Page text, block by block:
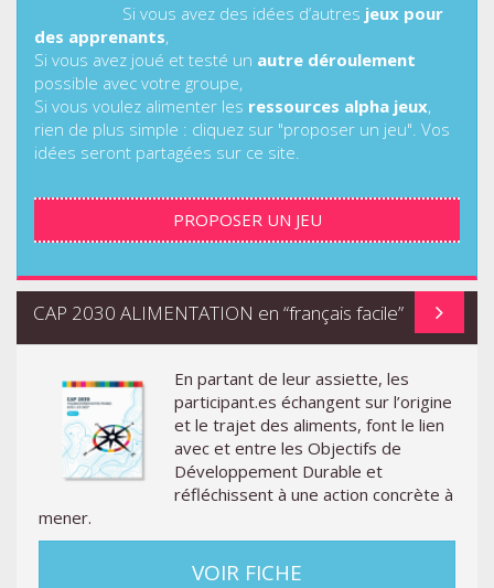
Si vous avez des idées d’autres jeux pour
des apprenants,
Si vous avez joué et testé un autre déroulement
possible avec votre groupe,
Si vous voulez alimenter les ressources alpha jeux,
rien de plus simple : cliquez sur "proposer un jeu". Vos
idées seront partagées sur ce site.
PROPOSER UN JEU
CAP 2030 ALIMENTATION en “français facile”
En partant de leur assiette, les
participant.es échangent sur l’origine
et le trajet des aliments, font le lien
avec et entre les Objectifs de
Développement Durable et
réfléchissent à une action concrète à
mener.
VOIR FICHE